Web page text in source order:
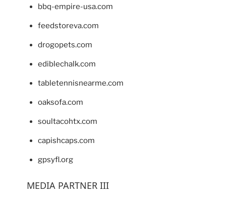
bbq-empire-usa.com
feedstoreva.com
drogopets.com
ediblechalk.com
tabletennisnearme.com
oaksofa.com
soultacohtx.com
capishcaps.com
gpsyfl.org
MEDIA PARTNER III